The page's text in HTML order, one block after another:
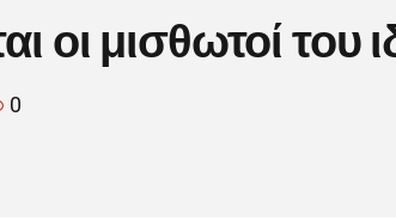
οι μισθωτοί του
0